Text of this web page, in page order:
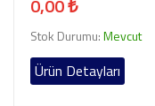
0,00 ₺
Stok Durumu:Mevcut
Ürün Detayları